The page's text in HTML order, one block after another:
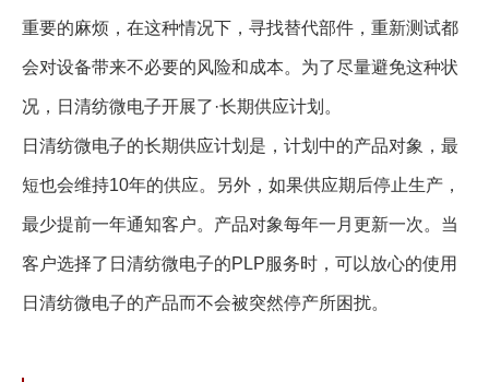
重要的麻烦，在这种情况下，寻找替代部件，重新测试都
会对设备带来不必要的风险和成本。为了尽量避免这种状
况，⽇清纺微电⼦开展了·长期供应计划。
⽇清纺微电⼦的长期供应计划是，计划中的产品对象，最
短也会维持10年的供应。另外，如果供应期后停止生产，
最少提前一年通知客户。产品对象每年一月更新一次。当
客户选择了⽇清纺微电⼦的PLP服务时，可以放心的使用
⽇清纺微电⼦的产品而不会被突然停产所困扰。